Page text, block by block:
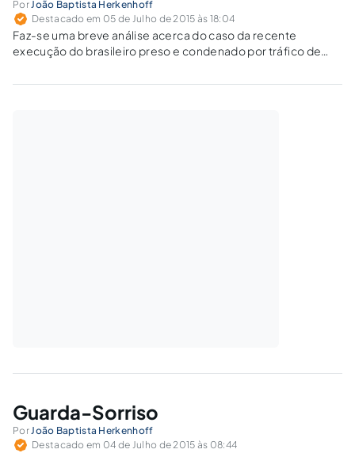
PorJoão Baptista Herkenhoff
Destacado em 05 de Julho de 2015 às 18:04
Faz-se uma breve análise acerca do caso da recente
execução do brasileiro preso e condenado por tráfico de
Indonésia?
Guarda-Sorriso
PorJoão Baptista Herkenhoff
Destacado em 04 de Julho de 2015 às 08:44